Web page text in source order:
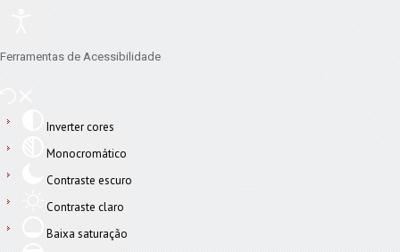
Ferramentas de Acessibilidade
Inverter cores
Monocromático
Contraste escuro
Contraste claro
Baixa saturação